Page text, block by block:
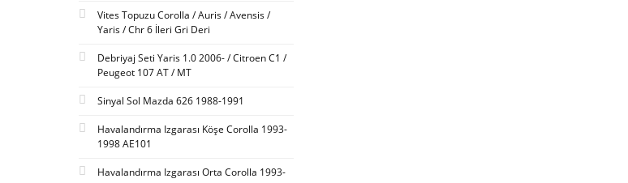
Vites Topuzu Corolla / Auris / Avensis /
Yaris / Chr 6 İleri Gri Deri
Debriyaj Seti Yaris 1.0 2006- / Citroen C1 /
Peugeot 107 AT / MT
Sinyal Sol Mazda 626 1988-1991
Havalandırma Izgarası Köşe Corolla 1993-
1998 AE101
Havalandırma Izgarası Orta Corolla 1993-